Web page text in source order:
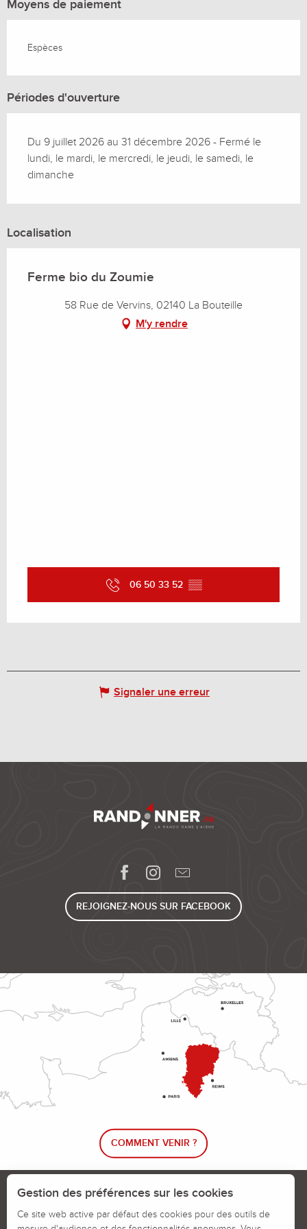
Moyens de paiement
Espèces
Périodes d'ouverture
Du 9 juillet 2026 au 31 décembre 2026 - Fermé le
lundi, le mardi, le mercredi, le jeudi, le samedi, le
dimanche
Localisation
Ferme bio du Zoumie
58 Rue de Vervins, 02140 La Bouteille
M'y rendre
06 50 33 52 ▒▒
Signaler une erreur
REJOIGNEZ-NOUS SUR FACEBOOK
COMMENT VENIR ?
Le blog rando !
Calendrier des jours chassés
Gestion des préférences sur les cookies
Ce site web active par défaut des cookies pour des outils de